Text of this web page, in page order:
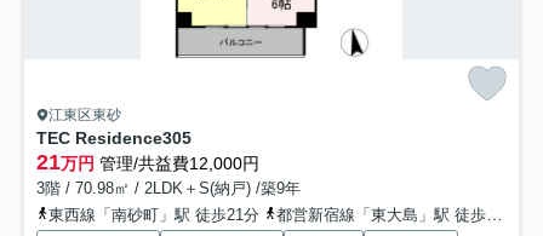
江東区東砂
TEC Residence305
21万円 管理/共益費12,000円
3階 / 70.98㎡ / 2LDK＋S(納戸) /築9年
東西線「南砂町」駅 徒歩21分
都営新宿線「東大島」駅 徒歩25分